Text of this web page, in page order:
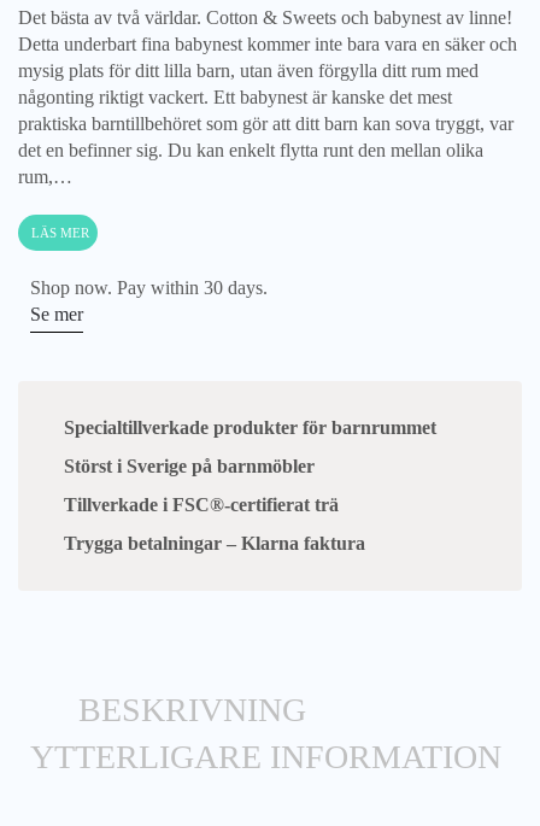
i
100
%
linne
mängd
Det bästa av två världar. Cotton & Sweets och babynest av linne!
Detta underbart fina babynest kommer inte bara vara en säker och
mysig plats för ditt lilla barn, utan även förgylla ditt rum med
någonting riktigt vackert. Ett babynest är kanske det mest
praktiska barntillbehöret som gör att ditt barn kan sova tryggt, var
det en befinner sig. Du kan enkelt flytta runt den mellan olika
rum,…
LÄS MER
Shop now. Pay within 30 days.
Se mer
Specialtillverkade produkter för barnrummet
Störst i Sverige på barnmöbler
Tillverkade i FSC®-certifierat trä
Trygga betalningar – Klarna faktura
BESKRIVNING
YTTERLIGARE INFORMATION